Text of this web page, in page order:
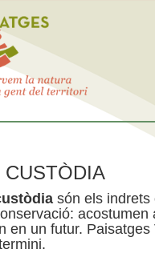
CUSTÒDIA
són els indrets
en un futur.